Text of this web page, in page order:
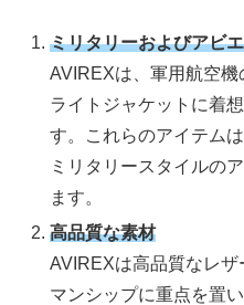
ミリタリーおよびアビ
AVIREXは、軍用航空
ライトジャケットに着
す。これらのアイテム
ミリタリースタイルの
ます。
高品質な素材
AVIREXは高品質なレザ
マンシップに重点を置